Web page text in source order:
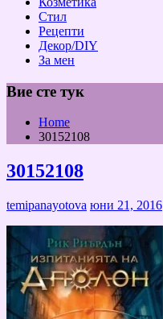
Стил
Рецепти
Декор/DIY
За мен
Вие сте тук
Home
30152108
30152108
temipanayotova юни 21, 2016